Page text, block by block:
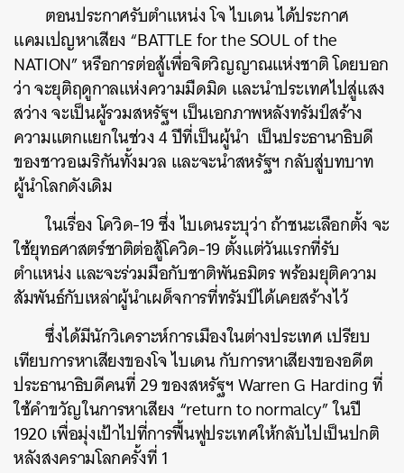
ตอนประกาศรับตำแหน่ง โจ ไบเดน ได้ประกาศ
แคมเปญหาเสียง “BATTLE for the SOUL of the
NATION” หรือการต่อสู้เพื่อจิตวิญญาณแห่งชาติ โดยบอก
ว่า จะยุติฤดูกาลแห่งความมืดมิด และนำประเทศไปสู่แสง
สว่าง จะเป็นผู้รวมสหรัฐฯ เป็นเอกภาพหลังทรัมป์สร้าง
ความแตกแยกในช่วง 4 ปีที่เป็นผู้นำ เป็นประธานาธิบดี
ของชาวอเมริกันทั้งมวล และจะนำสหรัฐฯ กลับสู่บทบาท
ผู้นำโลกดังเดิม
ในเรื่อง โควิด-19 ซึ่ง ไบเดนระบุว่า ถ้าชนะเลือกตั้ง จะ
ใช้ยุทธศาสตร์ชาติต่อสู้โควิด-19 ตั้งแต่วันแรกที่รับ
ตำแหน่ง และจะร่วมมือกับชาติพันธมิตร พร้อมยุติความ
สัมพันธ์กับเหล่าผู้นำเผด็จการที่ทรัมป์ได้เคยสร้างไว้
ซึ่งได้มีนักวิเคราะห์การเมืองในต่างประเทศ เปรียบ
เทียบการหาเสียงของโจ ไบเดน กับการหาเสียงของอดีต
ประธานาธิบดีคนที่ 29 ของสหรัฐฯ Warren G Harding ที่
ใช้คำขวัญในการหาเสียง “return to normalcy” ในปี
1920 เพื่อมุ่งเป้าไปที่การฟื้นฟูประเทศให้กลับไปเป็นปกติ
หลังสงครามโลกครั้งที่ 1